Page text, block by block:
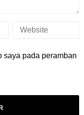
saya pada peramban